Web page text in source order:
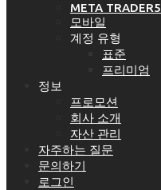
META TRADER5
모바일
계정 유형
표준
프리미엄
정보
프로모션
회사 소개
자산 관리
자주하는 질문
문의하기
로그인